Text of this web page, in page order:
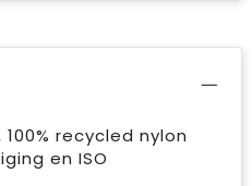
recycled nylon
en ISO